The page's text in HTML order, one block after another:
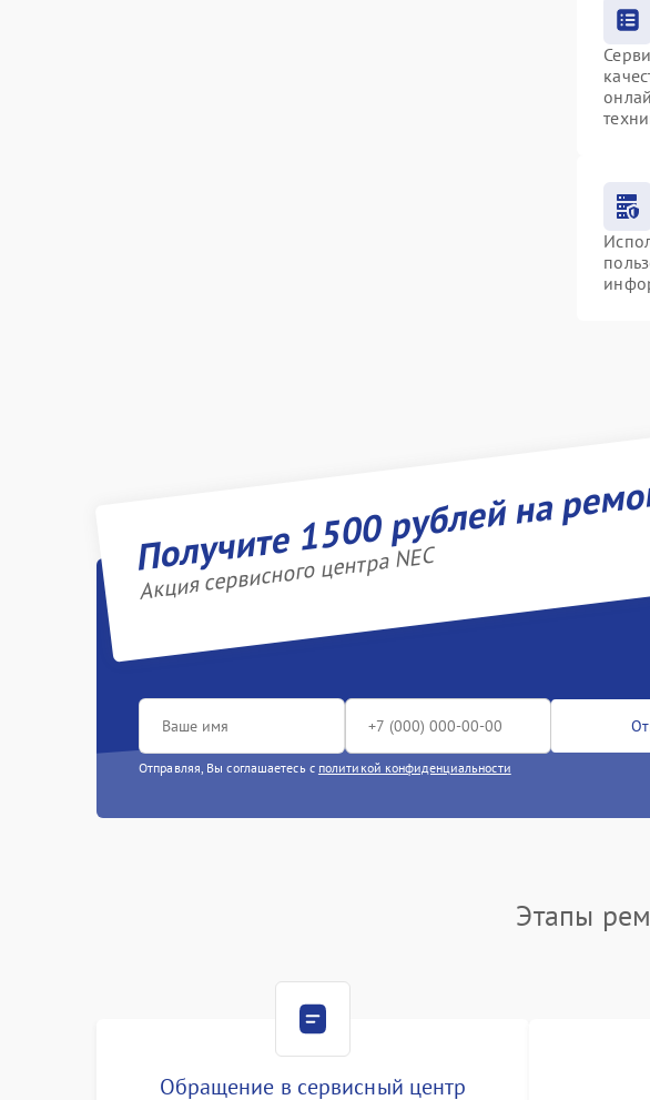
Получите 1500 рублей на
Акция сервисного центра NEC
Отправляя, Вы соглашаетесь с политикой конфиденциальности
Этапы
Обращение в сервисный центр